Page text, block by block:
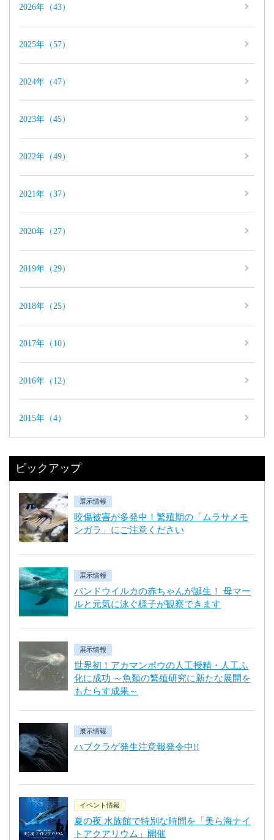
2026年（43）
2025年（57）
2024年（47）
2023年（45）
2022年（49）
2021年（37）
2020年（27）
2019年（29）
2018年（25）
2017年（10）
2016年（12）
2015年（4）
ピックアップ
展示情報
咬傷被害が多発中！繁殖期の「ムラサメモ
ンガラ」にご注意ください
展示情報
バンドウイルカの赤ちゃんが誕生！ 母マー
ルと元気に泳ぐ様子が観察できます
展示情報
世界初！アカマンボウの人工授精・人工ふ
化に成功 ～魚類の繁殖研究に新たな展開を
もたらす成果～
展示情報
ハブクラゲ発生注意報発令中!!
イベント情報
夏の夜 水族館で特別な時間を「美ら海ナイ
トアクアリウム」開催